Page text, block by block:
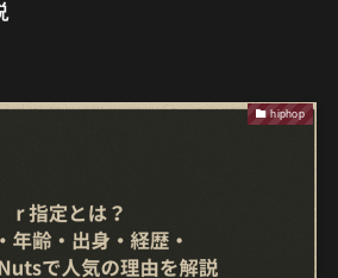
hiphop